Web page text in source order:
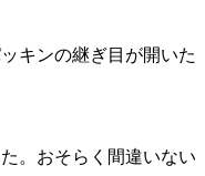
キンの継ぎ目が開いた
。おそらく間違いない